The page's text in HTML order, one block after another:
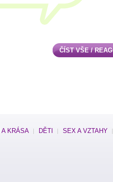
ČÍST VŠE /
A KRÁSA DĚTI SEX A VZTAHY